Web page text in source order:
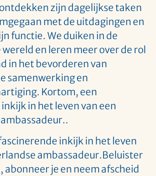
zijn dagelijkse taken
met de uitdagingen en
functie. We duiken in de
en leren meer over de rol
in het bevorderen van
samenwerking en
Kortom, een
in het leven van een
inkijk in het leven
ambassadeur.Beluister
abonneer je en neem afscheid